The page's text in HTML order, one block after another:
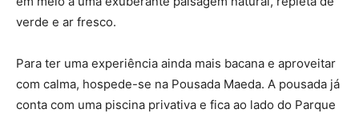
verde e ar fresco.
Para ter uma experiência ainda mais bacana e aproveitar
com calma, hospede-se na Pousada Maeda. A pousada já
conta com uma piscina privativa e fica ao lado do Parque